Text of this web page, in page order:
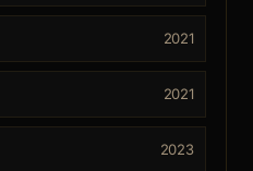
2021
2021
2023